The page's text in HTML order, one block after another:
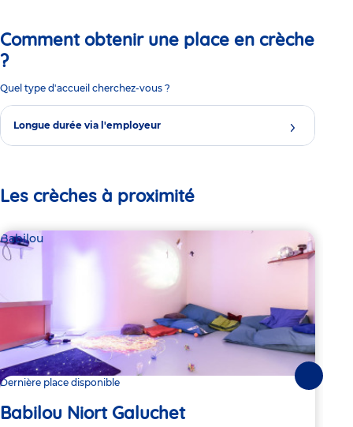
Comment obtenir une place en crèche
?
Quel type d'accueil cherchez-vous ?
Longue durée via l'employeur
Les crèches à proximité
Babilou
Dernière place disponible
Babilou Niort Galuchet